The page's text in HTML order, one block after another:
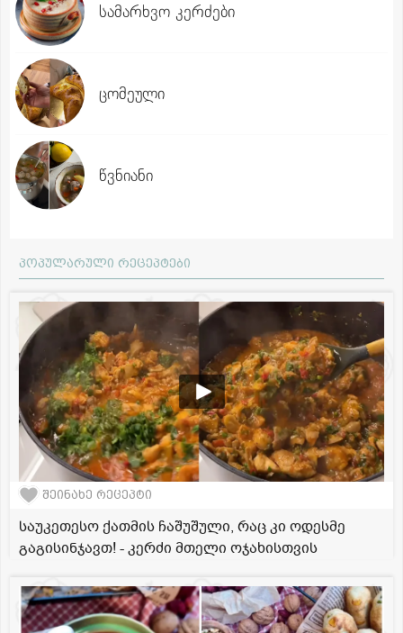
სამარხვო კერძები
ცომეული
წვნიანი
პოპულარული რეცეპტები
შეინახე რეცეპტი
საუკეთესო ქათმის ჩაშუშული, რაც კი ოდესმე
გაგისინჯავთ! - კერძი მთელი ოჯახისთვის